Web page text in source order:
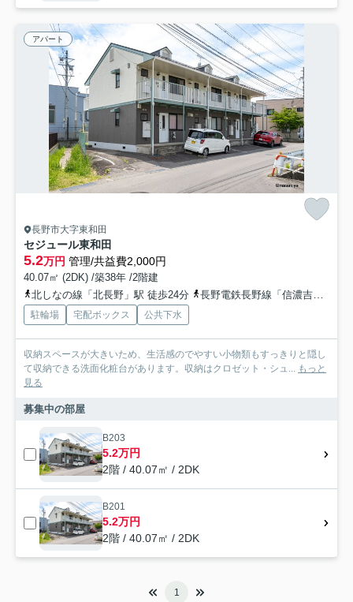
アパート
長野市大字東和田
セジュール東和田
5.2万円 管理/共益費2,000円
40.07㎡ (2DK) /築38年 /2階建
北しなの線「北長野」駅 徒歩24分
長野電鉄長野線「信濃吉田」駅 徒歩27分
駐輪場 宅配ボックス 公共下水
収納スペースが大きいため、生活感のでやすい小物類もすっきりと隠し
て収納できる洗面化粧台があります。収納はクロゼット・シュ... もっと
見る
募集中の部屋
B203
5.2万円
2階 / 40.07㎡ / 2DK
B201
5.2万円
2階 / 40.07㎡ / 2DK
1